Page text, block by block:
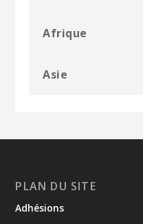
Afrique
Asie
PLAN DU SITE
Adhésions